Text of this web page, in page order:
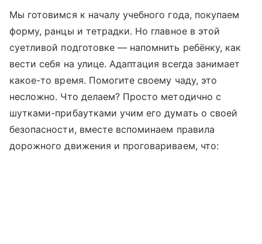
Мы готовимся к началу учебного года, покупаем
форму, ранцы и тетрадки. Но главное в этой
суетливой подготовке — напомнить ребёнку, как
вести себя на улице. Адаптация всегда занимает
какое-то время. Помогите своему чаду, это
несложно. Что делаем? Просто методично с
шутками-прибаутками учим его думать о своей
безопасности, вместе вспоминаем правила
дорожного движения и проговариваем, что: